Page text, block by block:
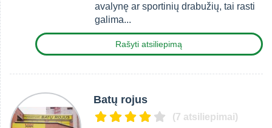
avalynę ar sportinių drabužių, tai rasti
galima...
Rašyti atsiliepimą
Batų rojus
(7 atsiliepimai)